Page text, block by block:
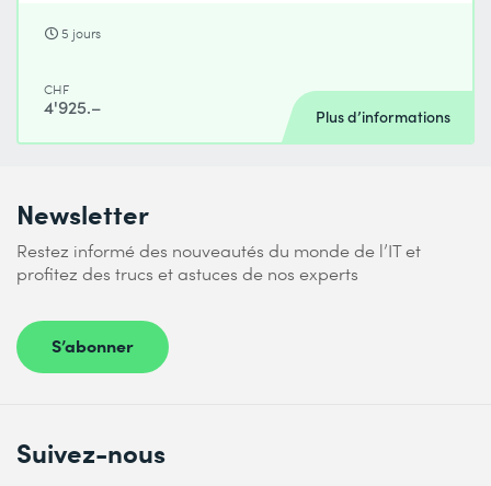
5 jours
CHF
4'925.– Plus d’informations
Newsletter
Restez informé des nouveautés du monde de l’IT et
profitez des trucs et astuces de nos experts
S’abonner
Suivez-nous